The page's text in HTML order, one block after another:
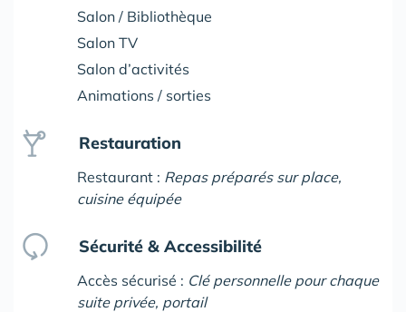
Salon / Bibliothèque
Salon TV
Salon d’activités
Animations / sorties
Restauration
Restaurant : Repas préparés sur place,
cuisine équipée
Sécurité & Accessibilité
Accès sécurisé : Clé personnelle pour chaque
suite privée, portail